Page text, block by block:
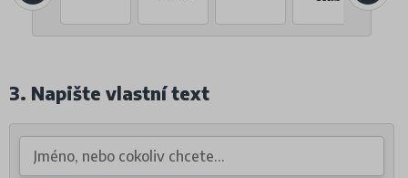
3. Napište vlastní text